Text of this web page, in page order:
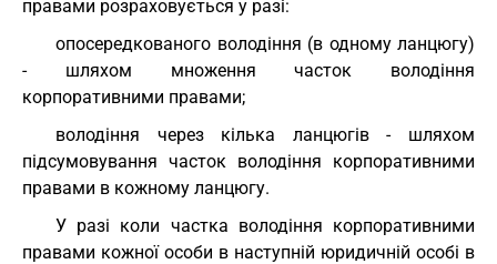
правами розраховується у разі:
опосередкованого володіння (в одному ланцюгу)
- шляхом множення часток володіння
корпоративними правами;
володіння через кілька ланцюгів - шляхом
підсумовування часток володіння корпоративними
правами в кожному ланцюгу.
У разі коли частка володіння корпоративними
правами кожної особи в наступній юридичній особі в